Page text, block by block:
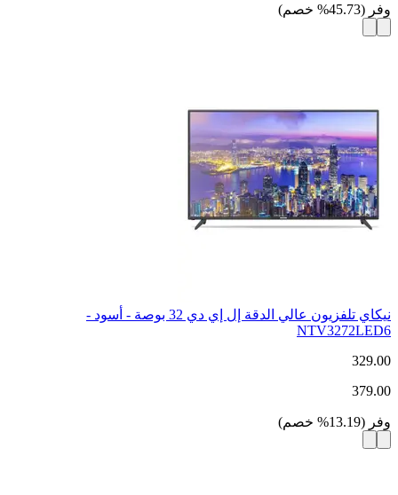
وفر (
45.73
% خصم)
نيكاي تلفزيون عالي الدقة إل إي دي 32 بوصة - أسود -
NTV3272LED6
329.00
379.00
وفر (
13.19
% خصم)